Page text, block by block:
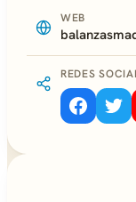
WEB
REDES